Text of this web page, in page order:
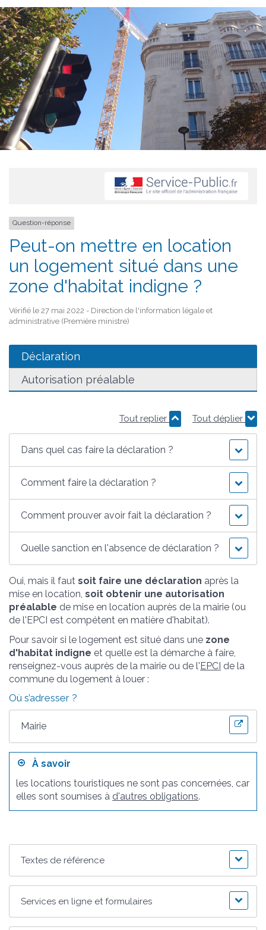
Question-réponse
Peut-on mettre en location
un logement situé dans une
zone d'habitat indigne ?
Vérifié le 27 mai 2022 - Direction de l'information légale et
administrative (Première ministre)
Déclaration
Autorisation préalable
Tout replier Tout déplier
Dans quel cas faire la déclaration ?
Comment faire la déclaration ?
Comment prouver avoir fait la déclaration ?
Quelle sanction en l'absence de déclaration ?
Oui, mais il faut soit faire une déclaration après la
mise en location, soit obtenir une autorisation
préalable de mise en location auprès de la mairie (ou
de l'EPCI est compétent en matière d'habitat).
Pour savoir si le logement est situé dans une zone
d'habitat indigne et quelle est la démarche à faire,
renseignez-vous auprès de la mairie ou de l'EPCI de la
commune du logement à louer :
Où s’adresser ?
Mairie
À savoir
les locations touristiques ne sont pas concernées, car
elles sont soumises à d'autres obligations.
Textes de référence
Services en ligne et formulaires